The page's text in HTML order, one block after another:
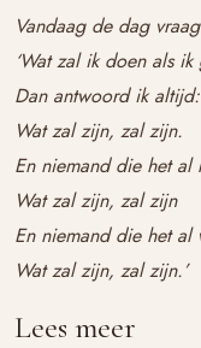
Vandaag de dag
‘Wat zal ik doen als ik
Dan antwoord ik
Wat zal zijn, zal zijn.
En niemand die het al
Wat zal zijn, zal zijn
En niemand die het al
Wat zal zijn, zal zijn.’
Lees meer